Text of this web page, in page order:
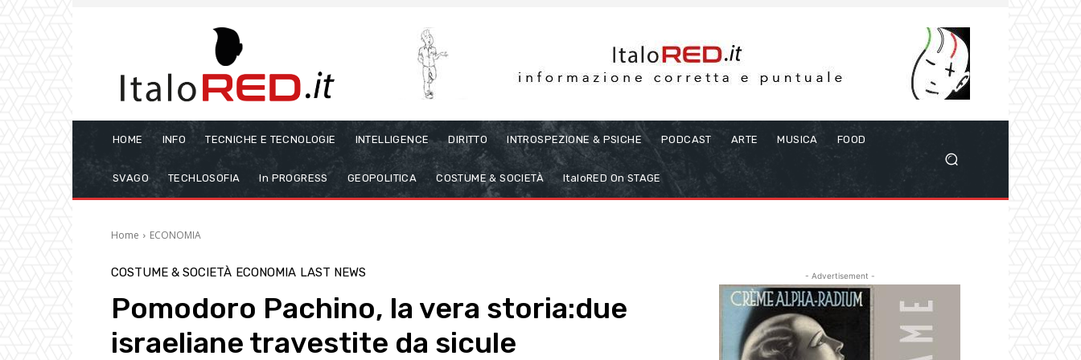
HOME INFO TECNICHE E TECNOLOGIE INTELLIGENCE DIRITTO INTROSPEZIONE & PSICHE PODCAST ARTE MUSICA FOOD
SVAGO TECHLOSOFIA In PROGRESS GEOPOLITICA COSTUME & SOCIETÀ ItaloRED On STAGE
Home ECONOMIA
COSTUME & SOCIETÀ ECONOMIA LAST NEWS
Pomodoro Pachino, la vera storia:due
israeliane travestite da sicule
- Advertisement -